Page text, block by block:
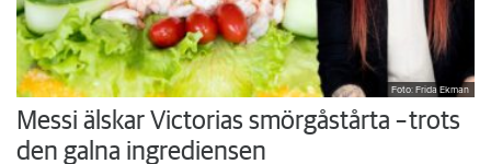
Foto: Frida Ekman
Messi älskar Victorias smörgåstårta – trots